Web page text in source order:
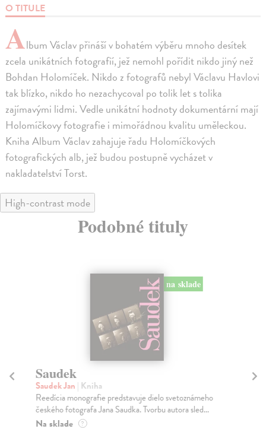
O TITULE
Album Václav přináší v bohatém výběru mnoho desítek
zcela unikátních fotografií, jež nemohl pořídit nikdo jiný než
Bohdan Holomíček. Nikdo z fotografů nebyl Václavu Havlovi
tak blízko, nikdo ho nezachycoval po tolik let s tolika
zajímavými lidmi. Vedle unikátní hodnoty dokumentární mají
Holomíčkovy fotografie i mimořádnou kvalitu uměleckou.
Kniha Album Václav zahajuje řadu Holomíčkových
fotografických alb, jež budou postupně vycházet v
nakladatelství Torst.
High-contrast mode
Podobné tituly
na sklade
Saudek
Saudek Jan | Kniha
Reedícia monografie predstavuje dielo svetoznámeho
českého fotografa Jana Saudka. Tvorbu autora sled...
Na sklade ?